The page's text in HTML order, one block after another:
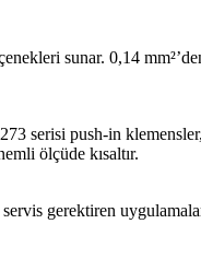
sunar. 0,14
serisi push-in
ölçüde kısaltır.
gerektiren